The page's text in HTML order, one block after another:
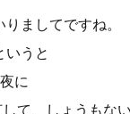
ましてですね。
いうと
に
て、しょうもな